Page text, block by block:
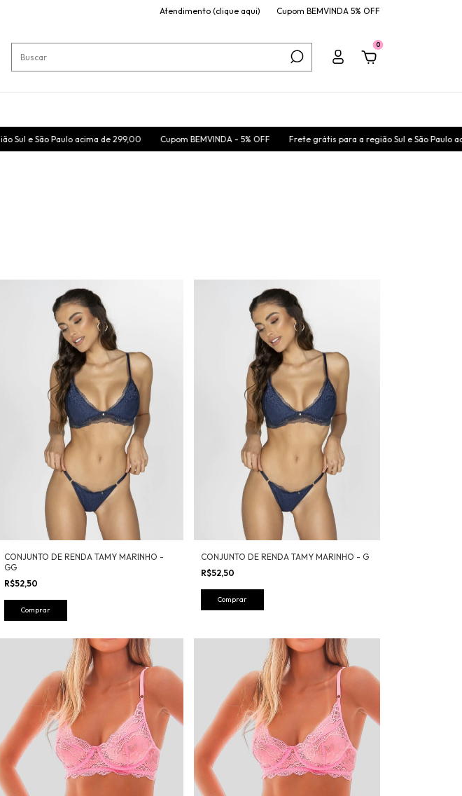
Atendimento (clique aqui) Cupom BEMVINDA 5% OFF
0
de 299,00 Cupom BEMVINDA - 5% OFF Frete grátis para a região Sul e São Paulo acima de 299,00
CONJUNTO DE RENDA TAMY MARINHO -
GG
R$52,50
Comprar
CONJUNTO DE RENDA TAMY MARINHO - G
R$52,50
Comprar